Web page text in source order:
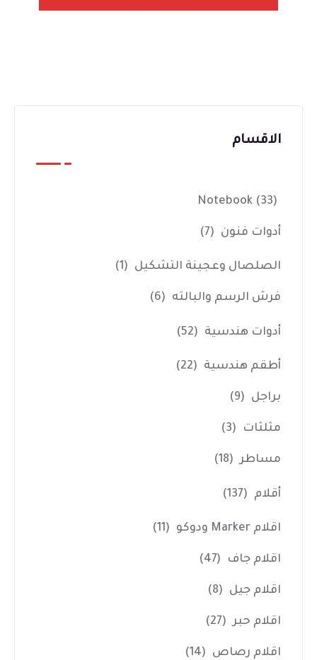
الاقسام
Notebook (33)
أدوات فنون (7)
الصلصال وعجينة التشكيل (1)
فرش الرسم والبالته (6)
أدوات هندسية (52)
أطقم هندسية (22)
براجل (9)
مثلثات (3)
مساطر (18)
أقلام (137)
اقلام Marker ودوكو (11)
اقلام جاف (47)
اقلام جيل (8)
اقلام حبر (27)
اقلام رصاص (14)